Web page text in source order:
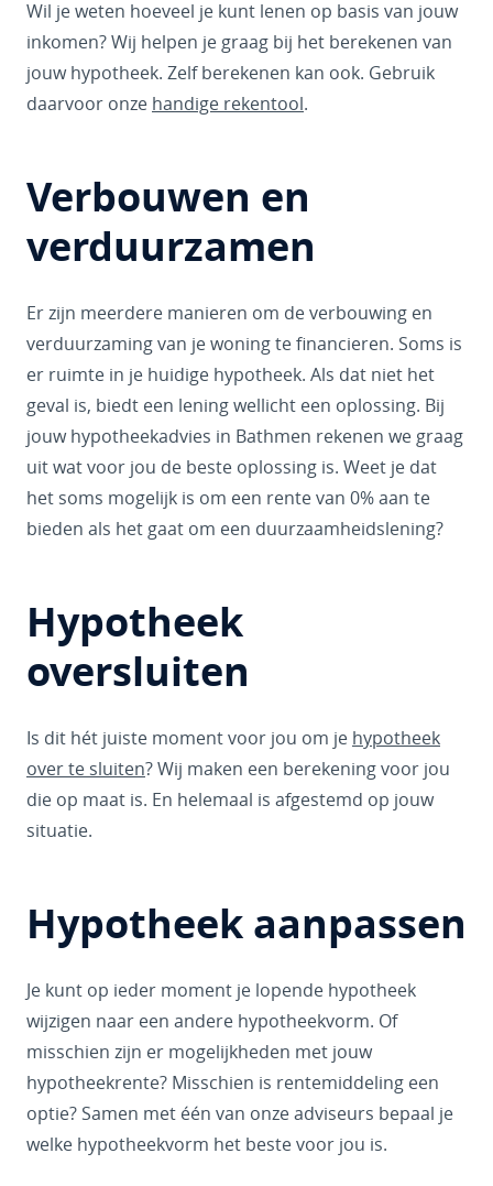
Wil je weten hoeveel je kunt lenen op basis van jouw
inkomen? Wij helpen je graag bij het berekenen van
jouw hypotheek. Zelf berekenen kan ook. Gebruik
daarvoor onze handige rekentool.
Verbouwen en
verduurzamen
Er zijn meerdere manieren om de verbouwing en
verduurzaming van je woning te financieren. Soms is
er ruimte in je huidige hypotheek. Als dat niet het
geval is, biedt een lening wellicht een oplossing. Bij
jouw hypotheekadvies in Bathmen rekenen we graag
uit wat voor jou de beste oplossing is. Weet je dat
het soms mogelijk is om een rente van 0% aan te
bieden als het gaat om een duurzaamheidslening?
Hypotheek
oversluiten
Is dit hét juiste moment voor jou om je hypotheek
over te sluiten? Wij maken een berekening voor jou
die op maat is. En helemaal is afgestemd op jouw
situatie.
Hypotheek aanpassen
Je kunt op ieder moment je lopende hypotheek
wijzigen naar een andere hypotheekvorm. Of
misschien zijn er mogelijkheden met jouw
hypotheekrente? Misschien is rentemiddeling een
optie? Samen met één van onze adviseurs bepaal je
welke hypotheekvorm het beste voor jou is.